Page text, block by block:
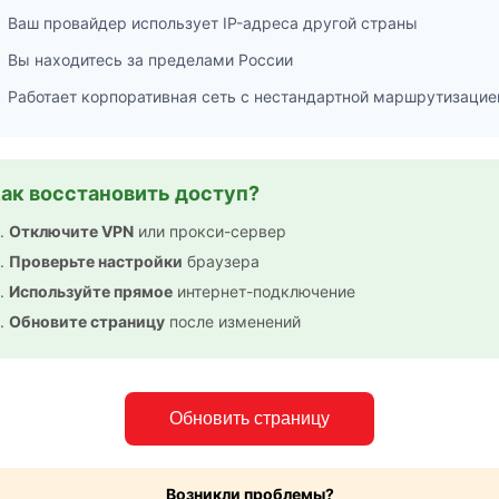
Ваш провайдер использует IP-адреса другой страны
Вы находитесь за пределами России
Работает корпоративная сеть с нестандартной
восстановить доступ?
Отключите VPN или прокси-сервер
Проверьте настройки браузера
Используйте прямое интернет-подключение
Обновите страницу после изменений
Обновить страницу
Возникли проблемы?